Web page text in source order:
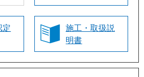
定
施工・取扱説
明書